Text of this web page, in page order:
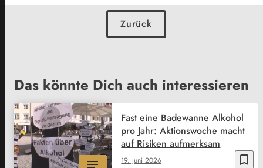
Zurück
Das könnte Dich auch interessieren
bookmark_border
19. Juni 2026
Fast eine Badewanne Alkohol
pro Jahr: Aktionswoche macht
auf Risiken aufmerksam